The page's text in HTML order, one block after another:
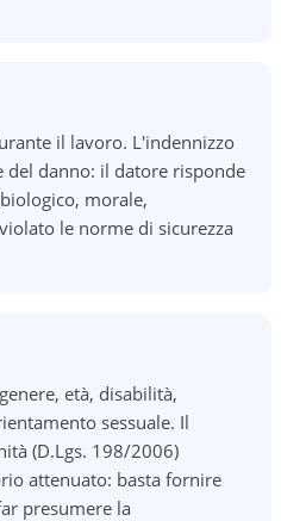
il lavoro. L'indennizzo
del danno: il datore risponde
morale,
le norme di sicurezza
età, disabilità,
sessuale. Il
(D.Lgs. 198/2006)
attenuato: basta fornire
presumere la